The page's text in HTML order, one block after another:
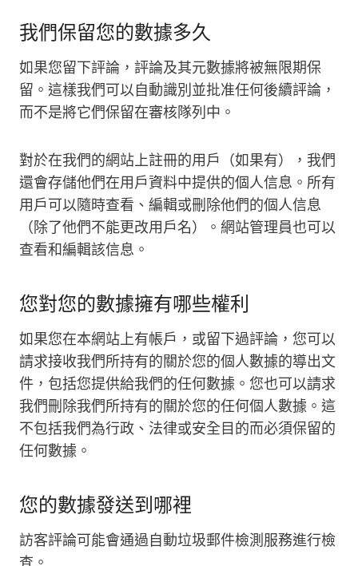
我們保留您的數據多久
如果您留下評論，評論及其元數據將被無限期保
留。這樣我們可以自動識別並批准任何後續評論，
而不是將它們保留在審核隊列中。
對於在我們的網站上註冊的用戶（如果有），我們
還會存儲他們在用戶資料中提供的個人信息。所有
用戶可以隨時查看、編輯或刪除他們的個人信息
（除了他們不能更改用戶名）。網站管理員也可以
查看和編輯該信息。
您對您的數據擁有哪些權利
如果您在本網站上有帳戶，或留下過評論，您可以
請求接收我們所持有的關於您的個人數據的導出文
件，包括您提供給我們的任何數據。您也可以請求
我們刪除我們所持有的關於您的任何個人數據。這
不包括我們為行政、法律或安全目的而必須保留的
任何數據。
您的數據發送到哪裡
訪客評論可能會通過自動垃圾郵件檢測服務進行檢
查。